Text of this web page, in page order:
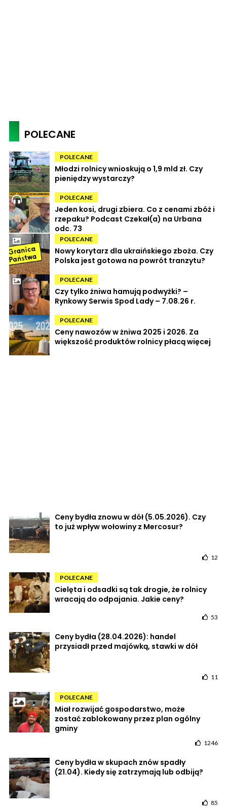
POLECANE
POLECANE
Młodzi rolnicy wnioskują o 1,9 mld zł. Czy
pieniędzy wystarczy?
POLECANE
Jeden kosi, drugi zbiera. Co z cenami zbóż i
rzepaku? Podcast Czekał(a) na Urbana
odc. 73
POLECANE
Nowy korytarz dla ukraińskiego zboża. Czy
Polska jest gotowa na powrót tranzytu?
POLECANE
Czy tylko żniwa hamują podwyżki? –
Rynkowy Serwis Spod Lady – 7.08.26 r.
POLECANE
Ceny nawozów w żniwa 2025 i 2026. Za
większość produktów rolnicy płacą więcej
Ceny bydła znowu w dół (5.05.2026). Czy
to już wpływ wołowiny z Mercosur?
12
POLECANE
Cielęta i odsadki są tak drogie, że rolnicy
wracają do odpajania. Jakie ceny?
53
Ceny bydła (28.04.2026): handel
przysiadł przed majówką, stawki w dół
11
POLECANE
Miał rozwijać gospodarstwo, może
zostać zablokowany przez plan ogólny
gminy
1246
Ceny bydła w skupach znów spadły
(21.04). Kiedy się zatrzymają lub odbiją?
85